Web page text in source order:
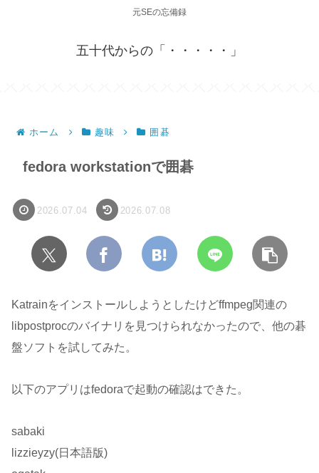
元SEの忘備録
五十代からの「・・・・・」
ホーム 趣味 囲碁
fedora workstationで囲碁
2026.07.04 2026.07.08
Katrainをインストールしようとしたけどffmpeg関連の
libpostprocのバイナリを見つけられなかったので、他の碁
盤ソフトを試してみた。
以下のアプリはfedoraで起動の確認はできた。
sabaki
lizzieyzy(日本語版)